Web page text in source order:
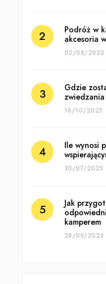
Podróż w
akcesoria
02/08/2023
Gdzie
16/10/2025
Ile wynosi
30/07/2025
Jak
kamperem
28/09/2023